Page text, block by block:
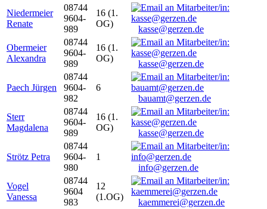
Niedermeier
Renate
08744
9604-
989
16 (1.
OG)
kasse@gerzen.de
Obermeier
Alexandra
08744
9604-
989
16 (1.
OG)
kasse@gerzen.de
Paech Jürgen
08744
9604-
982
6
bauamt@gerzen.de
Sterr
Magdalena
08744
9604-
989
16 (1.
OG)
kasse@gerzen.de
Strötz Petra
08744
9604-
980
1
info@gerzen.de
Vogel
Vanessa
08744
9604
983
12
(1.OG)
kaemmerei@gerzen.de